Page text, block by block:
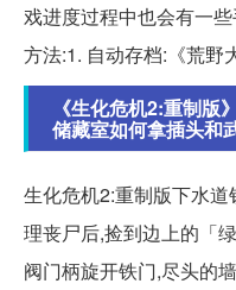
戏进度过程中也会有一
方法:1. 自动存档:《荒野
《生化危机2:重制版
储藏室如何拿插头和
生化危机2:重制版下水
理丧尸后,捡到边上的「
阀门柄旋开铁门,尽头的